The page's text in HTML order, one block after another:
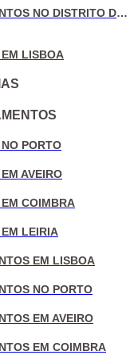
VENDA DE APARTAMENTOS NO DISTRITO DE LEIRIA
LISBOA
PORTO
AVEIRO
COIMBRA
LEIRIA
EM LISBOA
NO PORTO
EM AVEIRO
EM COIMBRA